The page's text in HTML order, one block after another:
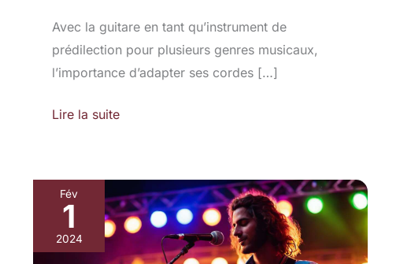
Avec la guitare en tant qu’instrument de
prédilection pour plusieurs genres musicaux,
l’importance d’adapter ses cordes […]
Lire la suite
Fév
1
2024
Festivals
et
événements